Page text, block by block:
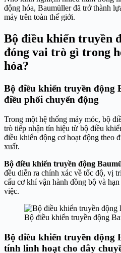
động hóa, Baumüller đã trở thành
máy trên toàn thế giới.
Bộ điều khiển truyền
đóng vai trò gì trong
hóa?
Bộ điều khiển truyền động
điều phối chuyển động
Trong một hệ thống máy móc, bộ
trò tiếp nhận tín hiệu từ bộ điều
điều khiển động cơ hoạt động theo
xuất.
Bộ điều khiển truyền động
đều diễn ra chính xác về tốc độ, vị
cấu cơ khí vận hành đồng bộ và
việc.
Bộ điều khiển truyền động
Bộ điều khiển truyền động
tính linh hoạt cho dây